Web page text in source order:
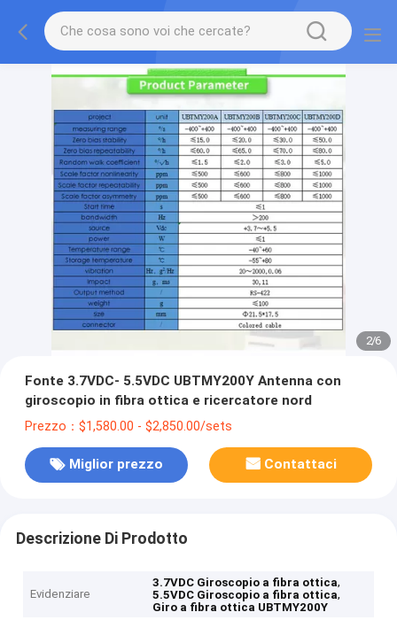
2/6
Fonte 3.7VDC- 5.5VDC UBTMY200Y Antenna con
giroscopio in fibra ottica e ricercatore nord
Prezzo：$1,580.00 - $2,850.00/sets
Miglior prezzo Contattaci
Descrizione Di Prodotto
Evidenziare
3.7VDC Giroscopio a fibra ottica,
5.5VDC Giroscopio a fibra ottica,
Giro a fibra ottica UBTMY200Y